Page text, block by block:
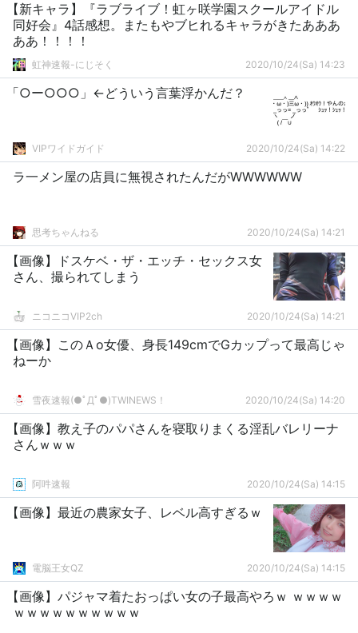
【新キャラ】『ラブライブ！虹ヶ咲学園スクールアイドル
同好会』4話感想。またもやブヒれるキャラがきたあああ
ああ！！！！
虹神速報-にじそく 2020/10/24(Sa) 14:23
「○ー○○○」←どういう言葉浮かんだ？
VIPワイドガイド 2020/10/24(Sa) 14:22
ラ一メン屋の店員に無視されたんだがWWWWWW
思考ちゃんねる 2020/10/24(Sa) 14:21
【画像】ドスケベ・ザ・エッチ・セックス女
さん、撮られてしまう
ニコニコVIP2ch 2020/10/24(Sa) 14:21
【画像】このＡo女優、身長149cmでGカップって最高じゃ
ねーか
雪夜速報(●ﾟДﾟ●)TWINEWS！ 2020/10/24(Sa) 14:20
【画像】教え子のパパさんを寝取りまくる淫乱バレリーナ
さんｗｗｗ
阿吽速報 2020/10/24(Sa) 14:15
【画像】最近の農家女子、レベル高すぎるｗ
電脳王女QZ 2020/10/24(Sa) 14:15
【画像】パジャマ着たおっぱい女の子最高やろｗ ｗｗｗｗ
ｗｗｗｗｗｗｗｗｗｗ